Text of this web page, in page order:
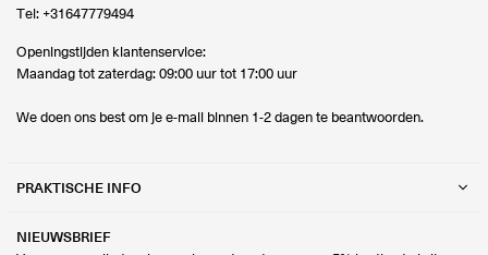
Tel: +31647779494
Openingstijden klantenservice:
Maandag tot zaterdag: 09:00 uur tot 17:00 uur
We doen ons best om je e-mail binnen 1-2 dagen te beantwoorden.
PRAKTISCHE INFO
NIEUWSBRIEF